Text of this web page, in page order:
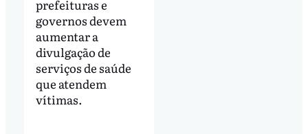
prefeituras e
governos devem
aumentar a
divulgação de
serviços de saúde
que atendem
vítimas.